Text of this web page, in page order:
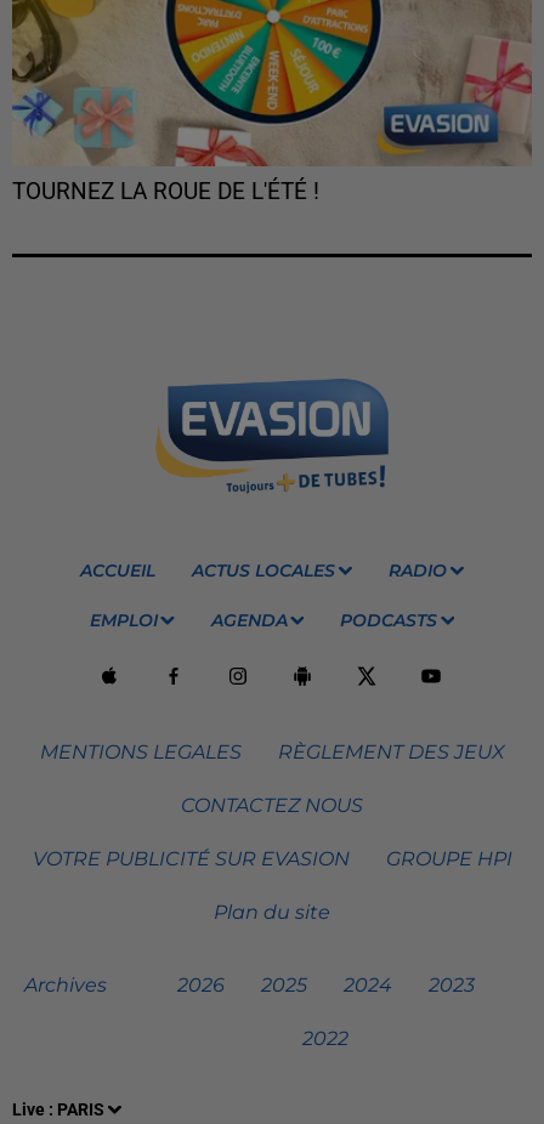
Live : PARIS
TOURNEZ LA ROUE DE L'ÉTÉ !
ACCUEIL ACTUS LOCALES RADIO
EMPLOI AGENDA PODCASTS
MENTIONS LEGALES RÈGLEMENT DES JEUX
CONTACTEZ NOUS
VOTRE PUBLICITÉ SUR EVASION GROUPE HPI
Plan du site
Archives 2026 2025 2024 2023
2022